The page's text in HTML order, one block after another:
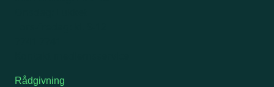
Rådgivning